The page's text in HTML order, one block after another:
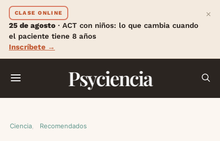
CLASE ONLINE
25 de agosto · ACT con niños: lo que cambia cuando
el paciente tiene 8 años
Inscríbete →
×
Psyciencia
Ciencia Recomendados